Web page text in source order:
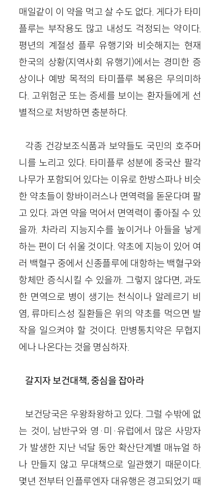
매일같이 이 약을 먹고 살 수도 없다. 게다가 타미
플루는 부작용도 많고 내성도 걱정되는 약이다.
평년의 계절성 플루 유행기와 비슷해지는 현재
한국의 상황(지역사회 유행기)에서는 경미한 증
상이나 예방 목적의 타미플루 복용은 무의미하
다. 고위험군 또는 증세를 보이는 환자들에게 선
별적으로 처방하면 충분하다.
각종 건강보조식품과 보약들도 국민의 호주머
니를 노리고 있다. 타미플루 성분에 중국산 팔각
나무가 포함되어 있다는 이유로 한방스파나 비슷
한 약초들이 항바이러스나 면역력을 돋운다며 팔
고 있다. 과연 약을 먹어서 면역력이 좋아질 수 있
을까. 차라리 지능지수를 높이거나 아들을 낳게
하는 편이 더 쉬울 것이다. 약초에 지능이 있어 여
러 백혈구 중에서 신종플루에 대항하는 백혈구와
항체만 증식시킬 수 있을까. 그렇지 않다면, 과도
한 면역으로 병이 생기는 천식이나 알레르기 비
염, 류마티스성 질환들은 위의 약초를 먹으면 발
작을 일으켜야 할 것이다. 만병통치약은 무협지
에나 나온다는 것을 명심하자.
갈지자 보건대책, 중심을 잡아라
보건당국은 우왕좌왕하고 있다. 그럴 수밖에 없
는 것이, 남반구와 영·미·유럽에서 많은 사망자
가 발생한 지난 넉달 동안 확산단계별 매뉴얼 하
나 만들지 않고 무대책으로 일관했기 때문이다.
몇년 전부터 인플루엔자 대유행은 경고되었기 때